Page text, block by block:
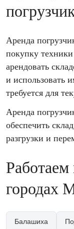
Аренда
покупку
арендовать
и использовать
требуется для
Аренда
обеспечить
разгрузки и
городах
Балашиха